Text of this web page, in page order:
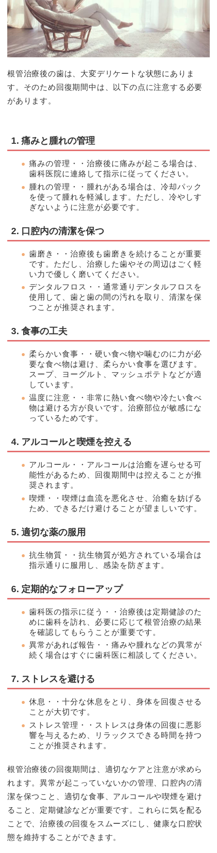
根管治療後の歯は、大変デリケートな状態にありま
す。そのため回復期間中は、以下の点に注意する必要
があります。
1. 痛みと腫れの管理
痛みの管理・・治療後に痛みが起こる場合は、
歯科医院に連絡して指示に従ってください。
腫れの管理・・腫れがある場合は、冷却パック
を使って腫れを軽減します。ただし、冷やしす
ぎないように注意が必要です。
2. 口腔内の清潔を保つ
歯磨き・・治療後も歯磨きを続けることが重要
です。ただし、治療した歯やその周辺はごく軽
い力で優しく磨いてください。
デンタルフロス・・通常通りデンタルフロスを
使用して、歯と歯の間の汚れを取り、清潔を保
つことが推奨されます。
3. 食事の工夫
柔らかい食事・・硬い食べ物や噛むのに力が必
要な食べ物は避け、柔らかい食事を選びます。
スープ、ヨーグルト、マッシュポテトなどが適
しています。
温度に注意・・非常に熱い食べ物や冷たい食べ
物は避ける方が良いです。治療部位が敏感にな
っているためです。
4. アルコールと喫煙を控える
アルコール・・アルコールは治癒を遅らせる可
能性があるため、回復期間中は控えることが推
奨されます。
喫煙・・喫煙は血流を悪化させ、治癒を妨げる
ため、できるだけ避けることが望ましいです。
5. 適切な薬の服用
抗生物質・・抗生物質が処方されている場合は
指示通りに服用し、感染を防ぎます。
6. 定期的なフォローアップ
歯科医の指示に従う・・治療後は定期健診のた
めに歯科を訪れ、必要に応じて根管治療の結果
を確認してもらうことが重要です。
異常があれば報告・・痛みや腫れなどの異常が
続く場合はすぐに歯科医に相談してください。
7. ストレスを避ける
休息・・十分な休息をとり、身体を回復させる
ことが大切です。
ストレス管理・・ストレスは身体の回復に悪影
響を与えるため、リラックスできる時間を持つ
ことが推奨されます。
根管治療後の回復期間は、適切なケアと注意が求めら
れます。異常が起こっていないかの管理、口腔内の清
潔を保つこと、適切な食事、アルコールや喫煙を避け
ること、定期健診などが重要です。これらに気を配る
ことで、治療後の回復をスムーズにし、健康な口腔状
態を維持することができます。